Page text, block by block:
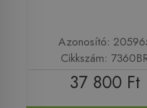
Azonosító:
Cikkszám:
37 800 Ft